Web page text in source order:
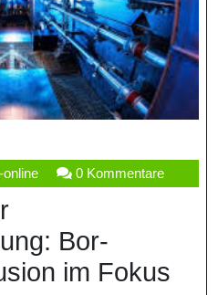
onlineilk-
online
0 Kommentare
Bor-
im Fokus